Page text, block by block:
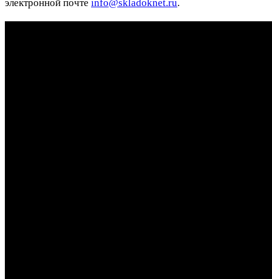
электронной почте info@skladoknet.ru.